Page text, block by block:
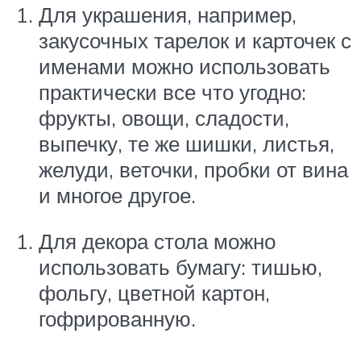
Для украшения, например,
закусочных тарелок и карточек с
именами можно использовать
практически все что угодно:
фрукты, овощи, сладости,
выпечку, те же шишки, листья,
желуди, веточки, пробки от вина
и многое другое.
Для декора стола можно
использовать бумагу: тишью,
фольгу, цветной картон,
гофрированную.